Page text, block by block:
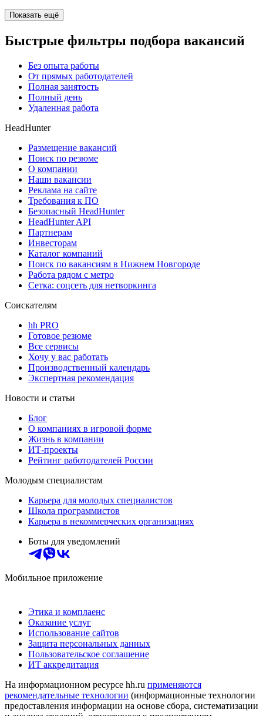
Показать ещё
Быстрые фильтры подбора вакансий
Без опыта работы
От прямых работодателей
Полная занятость
Полный день
Удаленная работа
HeadHunter
Размещение вакансий
Поиск по резюме
О компании
Наши вакансии
Реклама на сайте
Требования к ПО
Безопасный HeadHunter
HeadHunter API
Партнерам
Инвесторам
Каталог компаний
Поиск по вакансиям в Нижнем Новгороде
Работа рядом с метро
Сетка: соцсеть для нетворкинга
Соискателям
hh PRO
Готовое резюме
Все сервисы
Хочу у вас работать
Производственный календарь
Экспертная рекомендация
Новости и статьи
Блог
О компаниях в игровой форме
Жизнь в компании
ИТ-проекты
Рейтинг работодателей России
Молодым специалистам
Карьера для молодых специалистов
Школа программистов
Карьера в некоммерческих организациях
Боты для уведомлений
Мобильное приложение
Этика и комплаенс
Оказание услуг
Использование сайтов
Защита персональных данных
Пользовательское соглашение
ИТ аккредитация
На информационном ресурсе hh.ru применяются
рекомендательные технологии (информационные технологии
предоставления информации на основе сбора, систематизации